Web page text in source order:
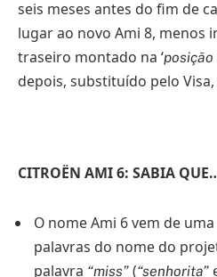
seis meses antes do fim de
lugar ao novo Ami 8, menos
traseiro montado na ‘posição
depois, substituído pelo Visa,
CITROËN AMI 6: SABIA
O nome Ami 6 vem de
palavras do nome do
palavra “miss” (“senhorita”